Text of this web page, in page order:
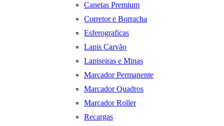
Canetas Premium
Corretor e Borracha
Esferograficas
Lapis Carvão
Lapiseiras e Minas
Marcador Permanente
Marcador Quadros
Marcador Roller
Recargas